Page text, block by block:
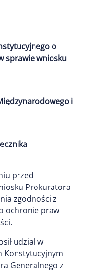
o
sprawie wniosku
i
przed
Prokuratora
zgodności z
ochronie praw
udział w
Konstytucyjnym
Generalnego z